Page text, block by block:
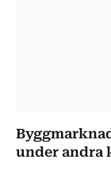
under andra